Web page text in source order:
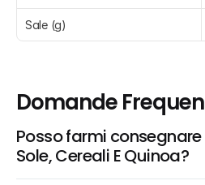
Sale (g)
Domande
Posso farmi consegnare
Sole, Cereali E Quinoa?